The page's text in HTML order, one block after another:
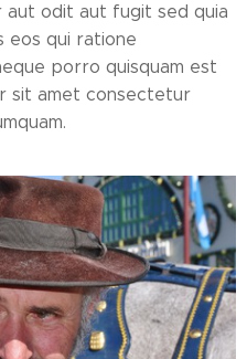
aut odit aut fugit sed quia
eos qui ratione
porro quisquam est
sit amet consectetur